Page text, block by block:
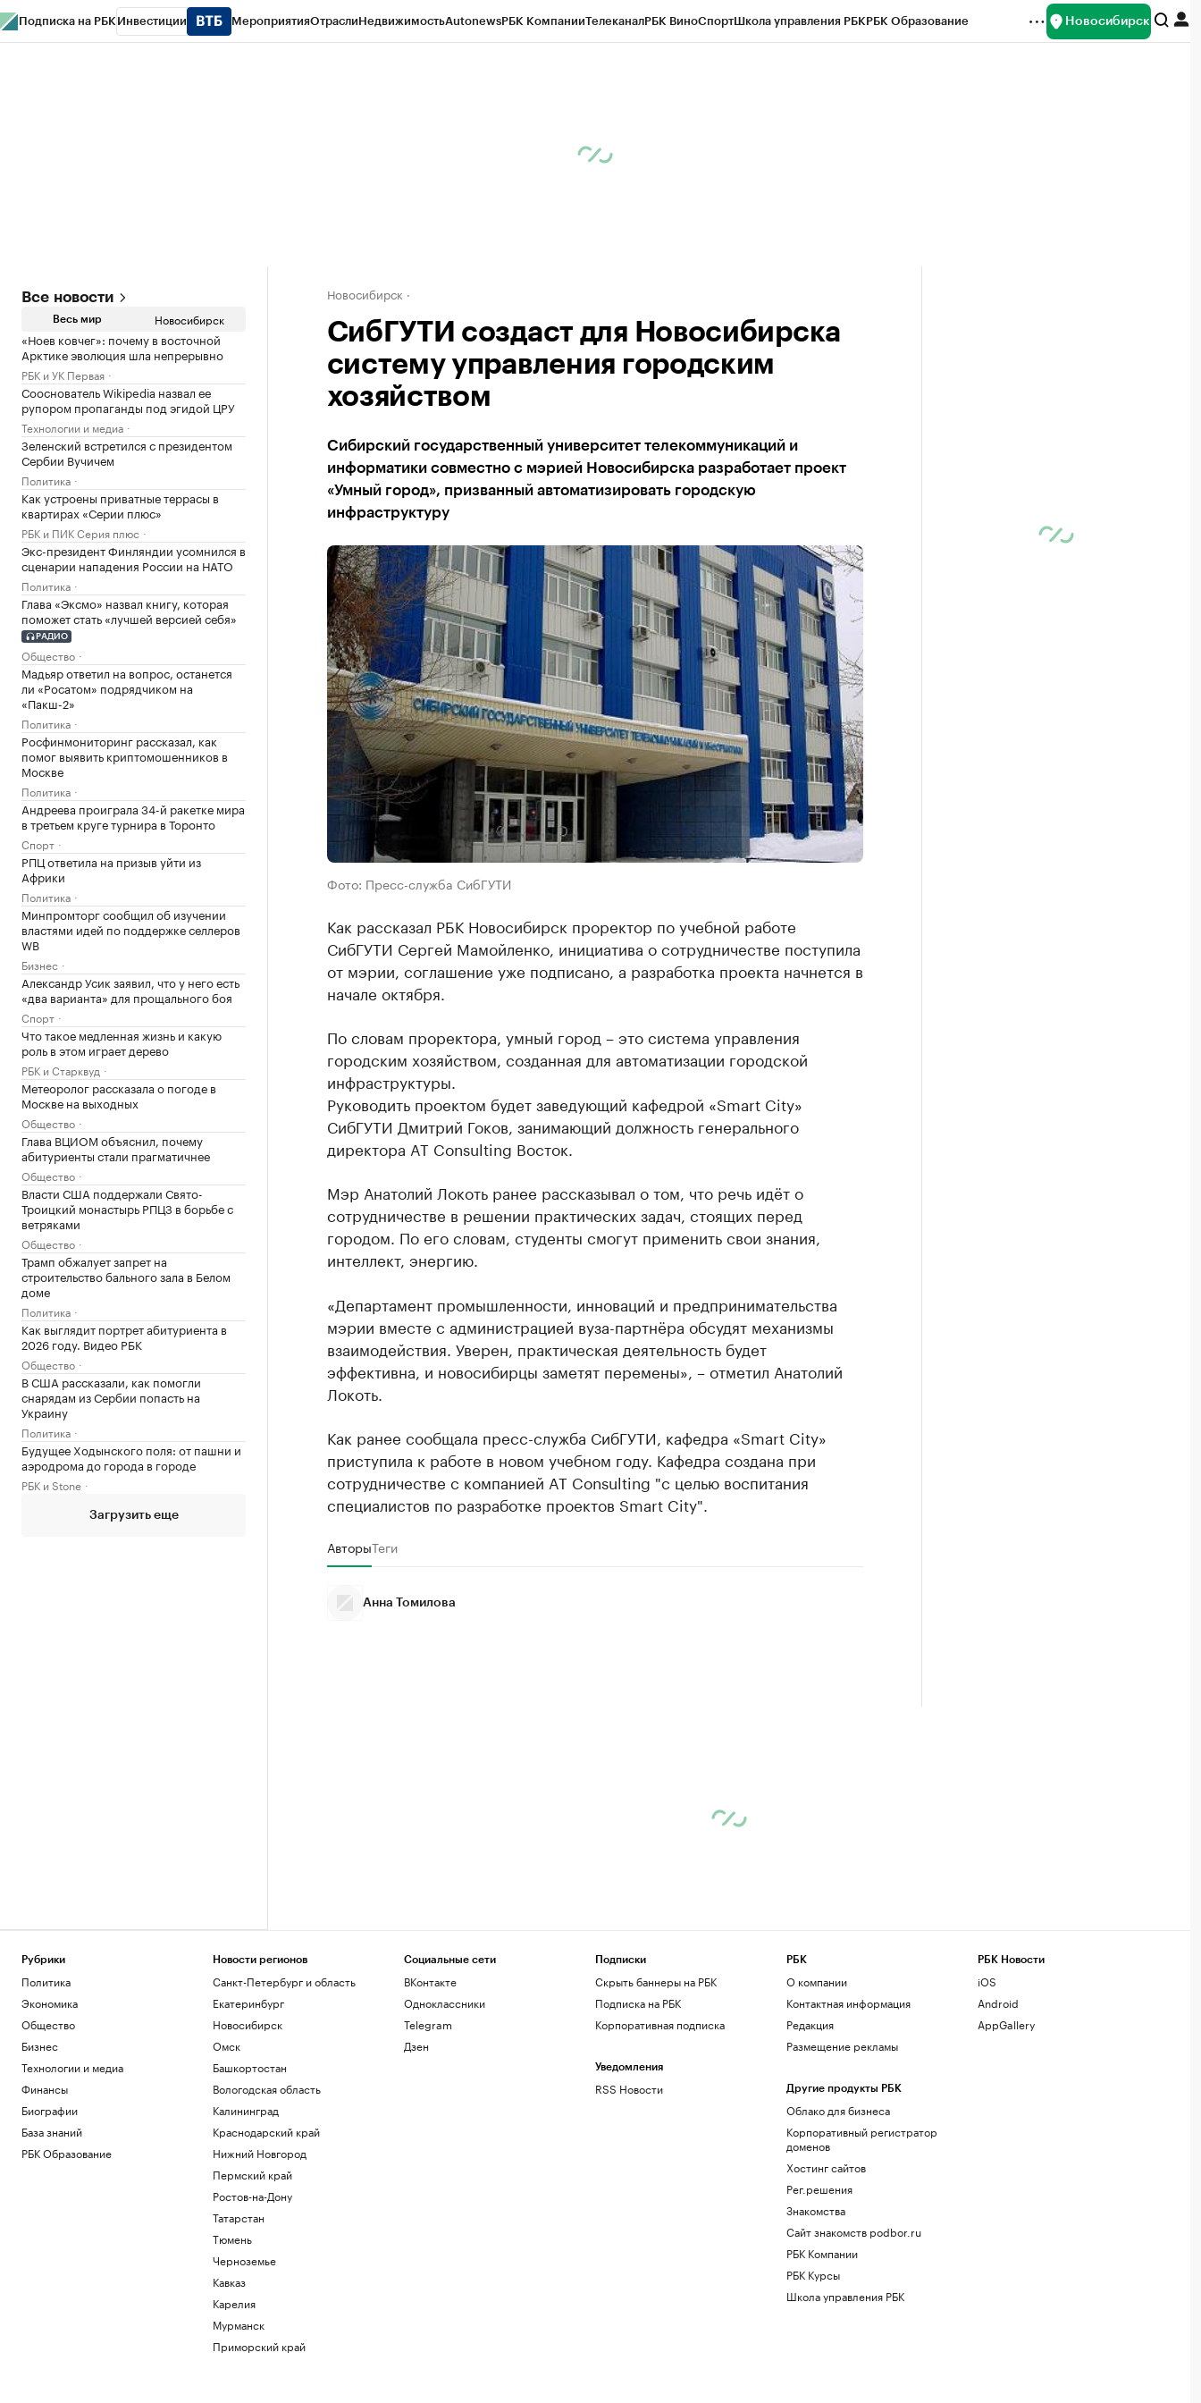
Подписка на РБК Инвестиции МероприятияОтраслиНедвижимостьAutonewsРБК КомпанииТелеканалРБК ВиноСпортШкола управления РБКРБК Образование Новосибирск
Все новости
Весь мир Новосибирск
«Ноев ковчег»: почему в восточной
Арктике эволюция шла непрерывно
РБК и УК Первая
Сооснователь Wikipedia назвал ее
рупором пропаганды под эгидой ЦРУ
Технологии и медиа
Зеленский встретился с президентом
Сербии Вучичем
Политика
Как устроены приватные террасы в
квартирах «Серии плюс»
РБК и ПИК Серия плюс
Экс-президент Финляндии усомнился в
сценарии нападения России на НАТО
Политика
Глава «Эксмо» назвал книгу, которая
поможет стать «лучшей версией себя»
РАДИО
Общество
Мадьяр ответил на вопрос, останется
ли «Росатом» подрядчиком на
«Пакш-2»
Политика
Росфинмониторинг рассказал, как
помог выявить криптомошенников в
Москве
Политика
Андреева проиграла 34-й ракетке мира
в третьем круге турнира в Торонто
Спорт
РПЦ ответила на призыв уйти из
Африки
Политика
Минпромторг сообщил об изучении
властями идей по поддержке селлеров
WB
Бизнес
Александр Усик заявил, что у него есть
«два варианта» для прощального боя
Спорт
Что такое медленная жизнь и какую
роль в этом играет дерево
РБК и Старквуд
Метеоролог рассказала о погоде в
Москве на выходных
Общество
Глава ВЦИОМ объяснил, почему
абитуриенты стали прагматичнее
Общество
Власти США поддержали Свято-
Троицкий монастырь РПЦЗ в борьбе с
ветряками
Общество
Трамп обжалует запрет на
строительство бального зала в Белом
доме
Политика
Как выглядит портрет абитуриента в
2026 году. Видео РБК
Общество
В США рассказали, как помогли
снарядам из Сербии попасть на
Украину
Политика
Будущее Ходынского поля: от пашни и
аэродрома до города в городе
РБК и Stone
Загрузить еще
Новосибирск
СибГУТИ создаст для Новосибирска
систему управления городским
хозяйством
Сибирский государственный университет телекоммуникаций и
информатики совместно с мэрией Новосибирска разработает проект
«Умный город», призванный автоматизировать городскую
инфраструктуру
Фото: Пресс-служба СибГУТИ
Как рассказал РБК Новосибирск проректор по учебной работе
СибГУТИ Сергей Мамойленко, инициатива о сотрудничестве поступила
от мэрии, соглашение уже подписано, а разработка проекта начнется в
начале октября.
По словам проректора, умный город – это система управления
городским хозяйством, созданная для автоматизации городской
инфраструктуры.
Руководить проектом будет заведующий кафедрой «Smart City»
СибГУТИ Дмитрий Гоков, занимающий должность генерального
директора AT Consulting Восток.
Мэр Анатолий Локоть ранее рассказывал о том, что речь идёт о
сотрудничестве в решении практических задач, стоящих перед
городом. По его словам, студенты смогут применить свои знания,
интеллект, энергию.
«Департамент промышленности, инноваций и предпринимательства
мэрии вместе с администрацией вуза-партнёра обсудят механизмы
взаимодействия. Уверен, практическая деятельность будет
эффективна, и новосибирцы заметят перемены», – отметил Анатолий
Локоть.
Как ранее сообщала пресс-служба СибГУТИ, кафедра «Smart City»
приступила к работе в новом учебном году. Кафедра создана при
сотрудничестве с компанией AT Consulting "с целью воспитания
специалистов по разработке проектов Smart City".
АвторыТеги
Анна Томилова
Рубрики
Политика
Экономика
Общество
Бизнес
Технологии и медиа
Финансы
Биографии
База знаний
РБК Образование
Новости регионов
Санкт-Петербург и область
Екатеринбург
Новосибирск
Омск
Башкортостан
Вологодская область
Калининград
Краснодарский край
Нижний Новгород
Пермский край
Ростов-на-Дону
Татарстан
Тюмень
Черноземье
Кавказ
Карелия
Мурманск
Приморский край
Социальные сети
ВКонтакте
Одноклассники
Telegram
Дзен
Подписки
Скрыть баннеры на РБК
Подписка на РБК
Корпоративная подписка
Уведомления
RSS Новости
РБК
О компании
Контактная информация
Редакция
Размещение рекламы
Другие продукты РБК
Облако для бизнеса
Корпоративный регистратор
доменов
Хостинг сайтов
Рег.решения
Знакомства
Сайт знакомств podbor.ru
РБК Компании
РБК Курсы
Школа управления РБК
РБК Новости
iOS
Android
AppGallery